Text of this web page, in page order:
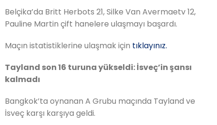
Belçika’da Britt Herbots 21, Silke Van Avermaetv 12,
Pauline Martin çift hanelere ulaşmayı başardı.
Maçın istatistiklerine ulaşmak için tıklayınız.
Tayland son 16 turuna yükseldi: İsveç’in şansı
kalmadı
Bangkok’ta oynanan A Grubu maçında Tayland ve
İsveç karşı karşıya geldi.